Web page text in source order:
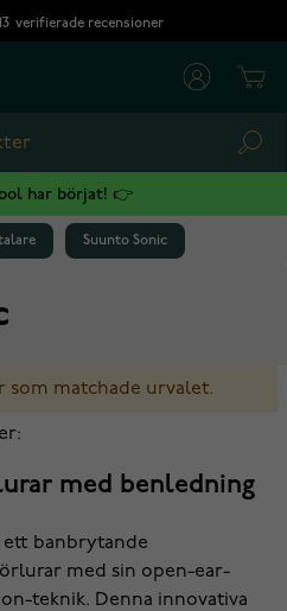
verifierade recensioner
har börjat! 👉
Suunto Sonic
som matchade urvalet.
med benledning
ett banbrytande
med sin open-ear-
teknik. Denna innovativa